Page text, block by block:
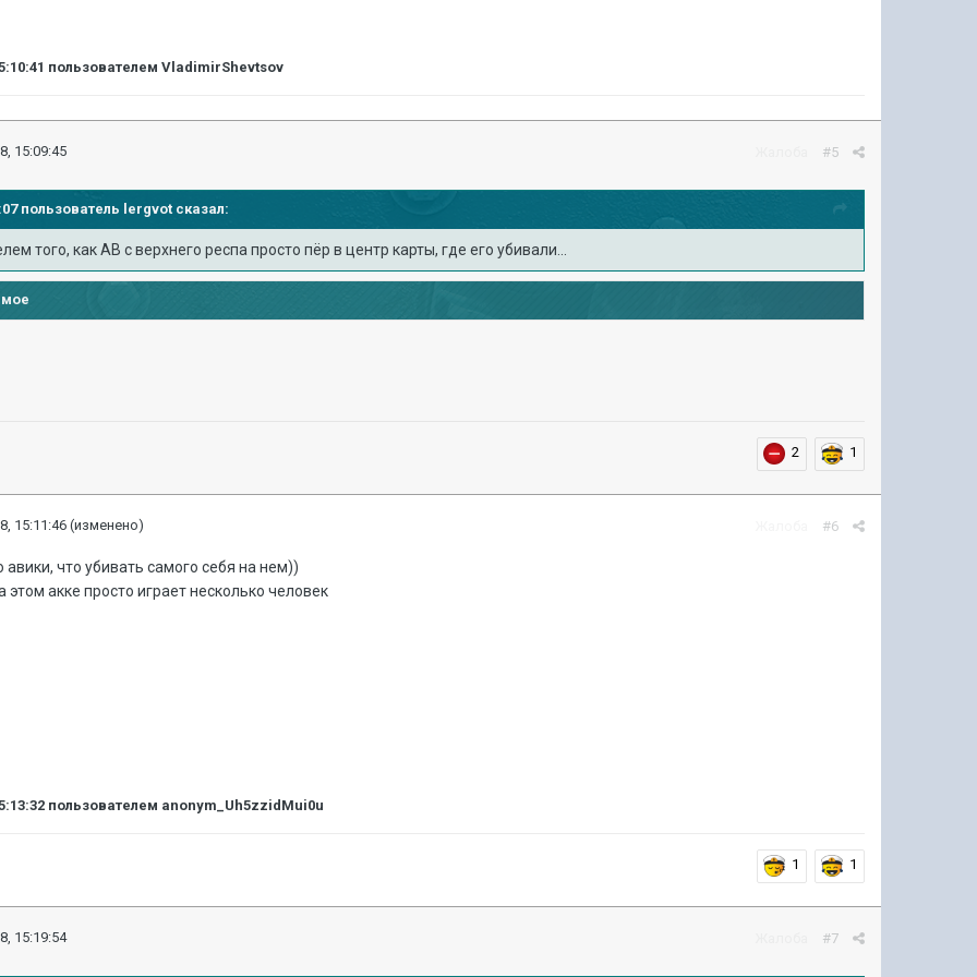
пользователем VladimirShevtsov
#5
15:09:45
пользователь lergvot сказал:
того, как АВ с верхнего респа просто пёр в центр карты, где его убивали...
2 1
#6
15:11:46 (изменено)
авики, что убивать самого себя на нем))
этом акке просто играет несколько человек
пользователем anonym_Uh5zzidMui0u
1 1
#7
15:19:54